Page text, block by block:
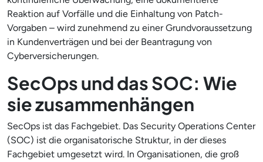
Reaktion auf Vorfälle und die Einhaltung von Patch-
Vorgaben – wird zunehmend zu einer Grundvoraussetzung
in Kundenverträgen und bei der Beantragung von
Cyberversicherungen.
SecOps und das SOC: Wie
sie zusammenhängen
SecOps ist das Fachgebiet. Das Security Operations Center
(SOC) ist die organisatorische Struktur, in der dieses
Fachgebiet umgesetzt wird. In Organisationen, die groß